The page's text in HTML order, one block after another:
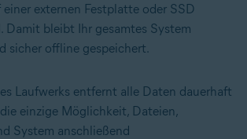
einer externen Festplatte oder SSD
Damit bleibt Ihr gesamtes System
sicher offline gespeichert.
Laufwerks entfernt alle Daten dauerhaft
einzige Möglichkeit, Dateien,
System anschließend